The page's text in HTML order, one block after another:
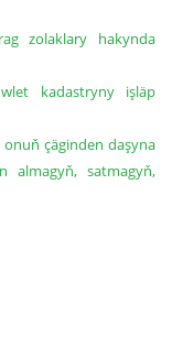
zolaklary hakynda
kadastryny işläp
çäginden daşyna
almagyň, satmagyň,